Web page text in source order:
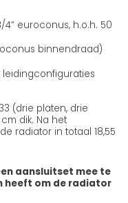
4” euroconus, h.o.h. 50
binnendraad)
(drie platen, drie
dik. Na het
radiator in totaal 18,55
aansluitset mee te
heeft om de radiator